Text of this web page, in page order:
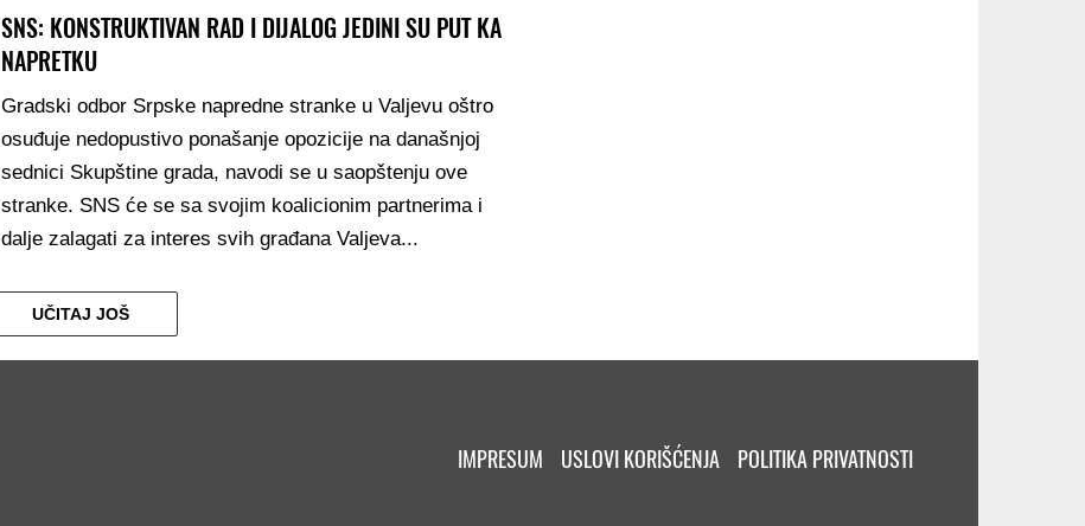
SNS: KONSTRUKTIVAN RAD I DIJALOG JEDINI SU PUT KA
NAPRETKU
Gradski odbor Srpske napredne stranke u Valjevu oštro
osuđuje nedopustivo ponašanje opozicije na današnjoj
sednici Skupštine grada, navodi se u saopštenju ove
stranke. SNS će se sa svojim koalicionim partnerima i
dalje zalagati za interes svih građana Valjeva...
UČITAJ JOŠ
IMPRESUM USLOVI KORIŠĆENJA POLITIKA PRIVATNOSTI